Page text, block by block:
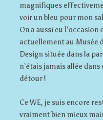
magnifiques
voir un bleu pour mon
On a aussi eu
actuellement au Musée
Design située dans la
n’étais jamais allée
détour !
Ce WE, je suis encore
vraiment bien mieux